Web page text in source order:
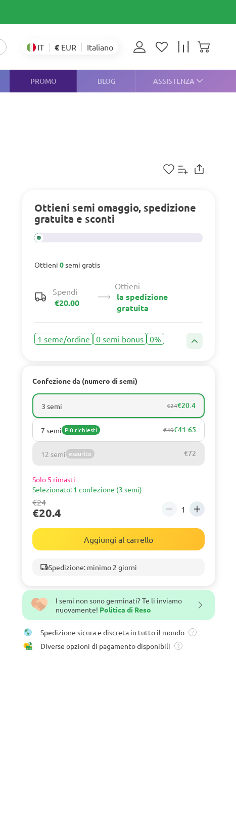
IT € EUR Italiano
PROMO BLOG ASSISTENZA
Ottieni semi omaggio, spedizione
gratuita e sconti
Ottieni 0semi gratis
Spendi
€20.00
Ottieni
la spedizione
gratuita
1 seme/ordine 0 semi bonus 0%
Confezione da (numero di semi)
3 semi €24€20.4
7 semi Più richiesti €49€41.65
12 semi esaurito €72
Solo 5 rimasti
Selezionato: 1 confezione (3 semi)
€24
€20.4
Aggiungi al carrello
Spedizione: minimo 2 giorni
I semi non sono germinati? Te li inviamo
nuovamente! Politica di Reso
Spedizione sicura e discreta in tutto il mondo ?
Diverse opzioni di pagamento disponibili ?